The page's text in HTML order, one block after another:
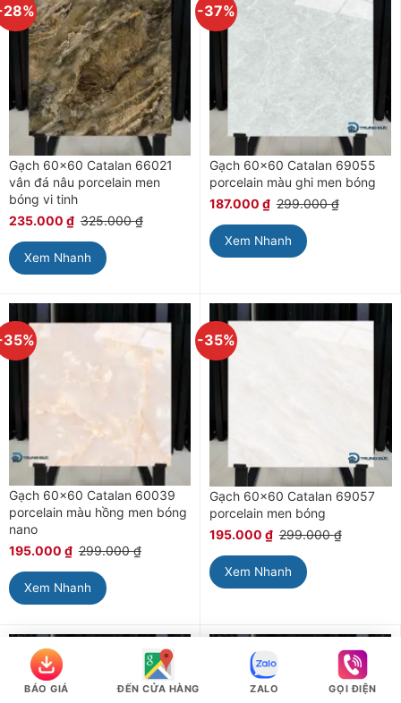
Gạch 60×60 Catalan 66021
vân đá nâu porcelain men
bóng vi tinh
235.000 ₫ 325.000₫
Xem Nhanh
-37%
Gạch 60×60 Catalan 69055
porcelain màu ghi men bóng
187.000 ₫ 299.000₫
Xem Nhanh
Gạch 60×60 Catalan 60039
porcelain màu hồng men bóng
nano
195.000 ₫ 299.000₫
Xem Nhanh
-35%
Gạch 60×60 Catalan 69057
porcelain men bóng
195.000 ₫ 299.000₫
Xem Nhanh
BÁO GIÁ ĐẾN CỬA HÀNG ZALO GỌI ĐIỆN